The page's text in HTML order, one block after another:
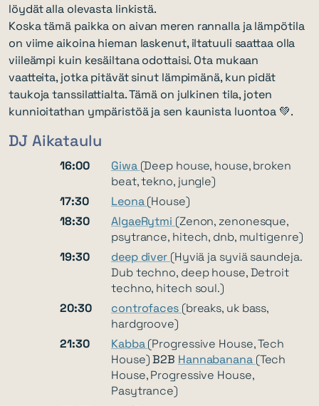
löydät alla olevasta linkistä.
Koska tämä paikka on aivan meren rannalla ja lämpötila
on viime aikoina hieman laskenut, iltatuuli saattaa olla
viileämpi kuin kesäiltana odottaisi. Ota mukaan
vaatteita, jotka pitävät sinut lämpimänä, kun pidät
taukoja tanssilattialta. Tämä on julkinen tila, joten
kunnioitathan ympäristöä ja sen kaunista luontoa 💚.
DJ Aikataulu
16:00 Giwa (Deep house, house, broken
beat, tekno, jungle)
17:30
Leona(House)
18:30
AlgaeRytmi (Zenon, zenonesque,
psytrance, hitech, dnb, multigenre)
19:30
deep diver (Hyviä ja syviä saundeja.
Dub techno, deep house, Detroit
techno, hitech soul.)
20:30
controfaces (breaks, uk bass,
hardgroove)
21:30
Kabba(Progressive House, Tech
House)B2B Hannabanana (Tech
House, Progressive House,
Pasytrance)